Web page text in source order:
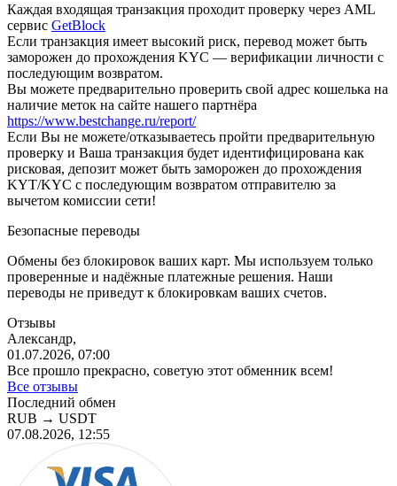
Каждая входящая транзакция проходит проверку через AML
сервис GetBlock
Если транзакция имеет высокий риск, перевод может быть
заморожен до прохождения KYC — верификации личности с
последующим возвратом.
Вы можете предварительно проверить свой адрес кошелька на
наличие меток на сайте нашего партнёра
https://www.bestchange.ru/report/
Eсли Вы не можете/отказываетесь пройти предварительную
проверку и Ваша транзакция будет идентифицирована как
рисковая, депозит может быть заморожен до прохождения
KYT/KYC с последующим возвратом отправителю за
вычетом комиссии сети!
Безопасные переводы
Обмены без блокировок ваших карт. Мы используем только
проверенные и надёжные платежные решения. Наши
переводы не приведут к блокировкам ваших счетов.
Отзывы
Александр,
01.07.2026, 07:00
Все прошло прекрасно, советую этот обменник всем!
Все отзывы
Последний обмен
RUB → USDT
07.08.2026, 12:55